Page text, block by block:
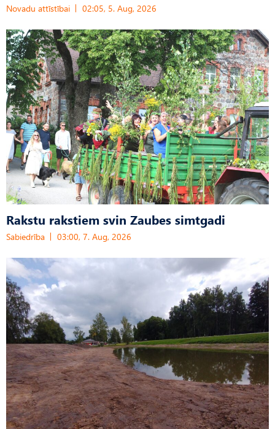
Novadu attīstībai 02:05, 5. Aug, 2026
Rakstu rakstiem svin Zaubes simtgadi
Sabiedrība 03:00, 7. Aug, 2026